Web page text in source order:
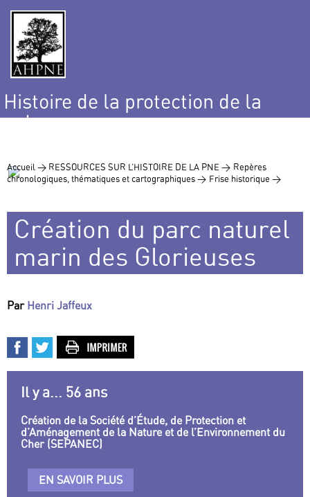
Histoire de la protection de la
nature
Accueil > RESSOURCES SUR L’HISTOIRE DE LA PNE > Repères
chronologiques, thématiques et cartographiques > Frise historique >
Création du parc naturel
marin des Glorieuses
Par Henri Jaffeux
Il y a... 56 ans
Création de la Société d’Étude, de Protection et
d’Aménagement de la Nature et de l’Environnement du
Cher (SEPANEC)
EN SAVOIR PLUS